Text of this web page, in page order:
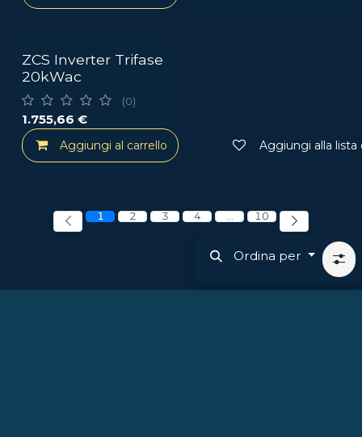
ZCS Inverter Trifase
20kWac
(0)
1.755,66 €
Aggiungi al carrello Aggiungi alla lista
1 2 3 4 10
Ordina per